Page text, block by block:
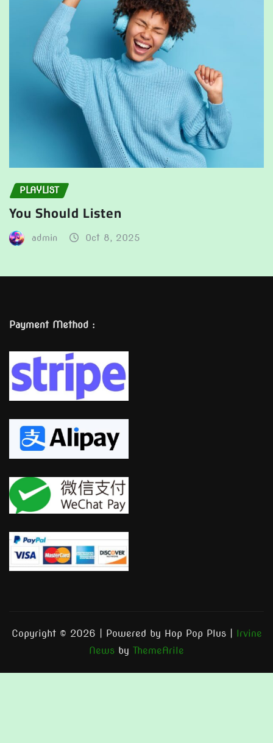
PLAYLIST
You Should Listen
admin Oct 8, 2025
Payment Method :
Copyright © 2026 | Powered by Hop Pop Plus
Irvine
News by ThemeArile